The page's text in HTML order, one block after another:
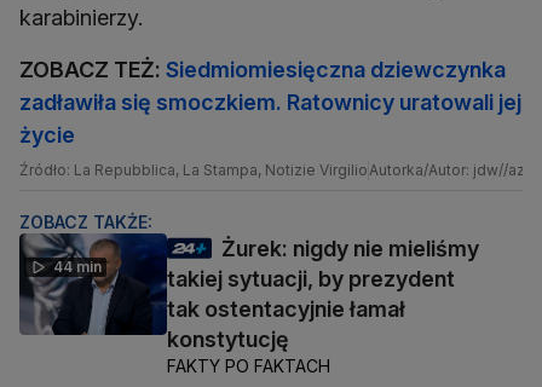
karabinierzy.
ZOBACZ TEŻ: Siedmiomiesięczna dziewczynka
zadławiła się smoczkiem. Ratownicy uratowali jej
życie
Źródło: La Repubblica, La Stampa, Notizie VirgilioAutorka/Autor: jdw//az
ZOBACZ TAKŻE:
44 min
Żurek: nigdy nie mieliśmy
takiej sytuacji, by prezydent
tak ostentacyjnie łamał
konstytucję
FAKTY PO FAKTACH